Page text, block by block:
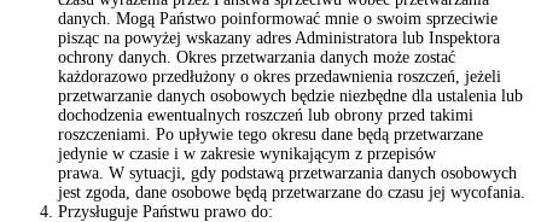
danych. Mogą Państwo poinformować mnie o swoim sprzeciwie
pisząc na powyżej wskazany adres Administratora lub Inspektora
ochrony danych. Okres przetwarzania danych może zostać
każdorazowo przedłużony o okres przedawnienia roszczeń, jeżeli
przetwarzanie danych osobowych będzie niezbędne dla ustalenia lub
dochodzenia ewentualnych roszczeń lub obrony przed takimi
roszczeniami. Po upływie tego okresu dane będą przetwarzane
jedynie w czasie i w zakresie wynikającym z przepisów
prawa. W sytuacji, gdy podstawą przetwarzania danych osobowych
jest zgoda, dane osobowe będą przetwarzane do czasu jej wycofania.
Przysługuje Państwu prawo do: